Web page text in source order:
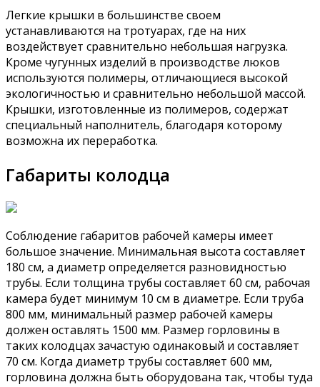
Легкие крышки в большинстве своем
устанавливаются на тротуарах, где на них
воздействует сравнительно небольшая нагрузка.
Кроме чугунных изделий в производстве люков
используются полимеры, отличающиеся высокой
экологичностью и сравнительно небольшой массой.
Крышки, изготовленные из полимеров, содержат
специальный наполнитель, благодаря которому
возможна их переработка.
Габариты колодца
Соблюдение габаритов рабочей камеры имеет
большое значение. Минимальная высота составляет
180 см, а диаметр определяется разновидностью
трубы. Если толщина трубы составляет 60 см, рабочая
камера будет минимум 10 см в диаметре. Если труба
800 мм, минимальный размер рабочей камеры
должен оставлять 1500 мм. Размер горловины в
таких колодцах зачастую одинаковый и составляет
70 см. Когда диаметр трубы составляет 600 мм,
горловина должна быть оборудована так, чтобы туда